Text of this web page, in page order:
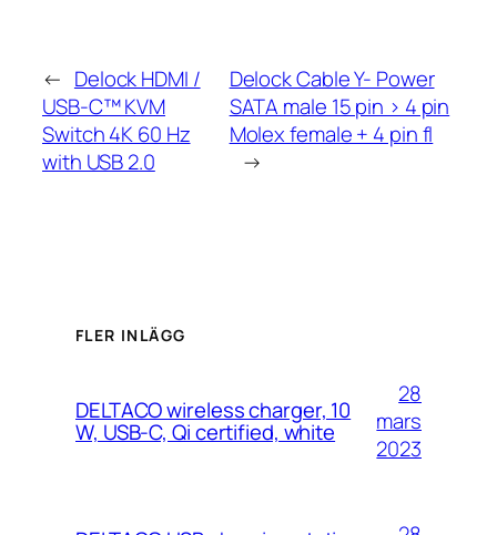
← Delock HDMI /
USB-C™ KVM
Switch 4K 60 Hz
with USB 2.0
Delock Cable Y- Power
SATA male 15 pin > 4 pin
Molex female + 4 pin fl
→
FLER INLÄGG
DELTACO wireless charger, 10
W, USB-C, Qi certified, white
28
mars
2023